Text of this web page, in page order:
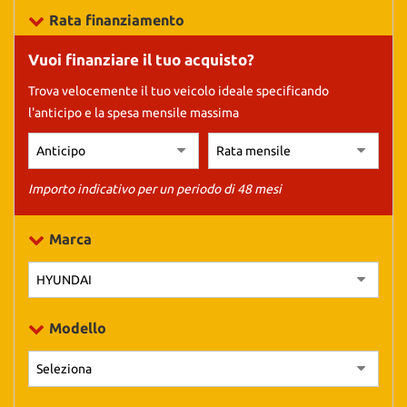
Rata finanziamento
Vuoi finanziare il tuo acquisto?
Trova velocemente il tuo veicolo ideale specificando
l'anticipo e la spesa mensile massima
Importo indicativo per un periodo di 48 mesi
Marca
Modello
che
per
le
funzionalità
e
svolgere
le
attività
descritte.
Per
ottenere
maggiori
sull'utilità
e
sul
funzionamento